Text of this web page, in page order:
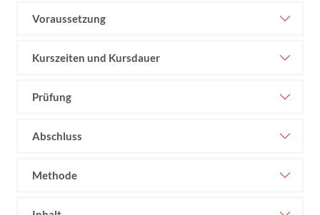
Voraussetzung
Kurszeiten und Kursdauer
Prüfung
Abschluss
Methode